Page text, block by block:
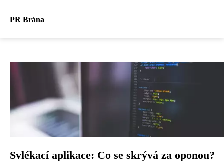
PR Brána
Svlékací aplikace: Co se skrývá za oponou?